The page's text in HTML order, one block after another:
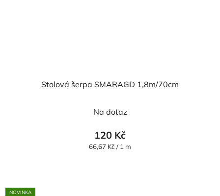
Stolová šerpa SMARAGD 1,8m/70cm
Na dotaz
120 Kč
Měrná
66,67 Kč / 1 m
NOVINKA